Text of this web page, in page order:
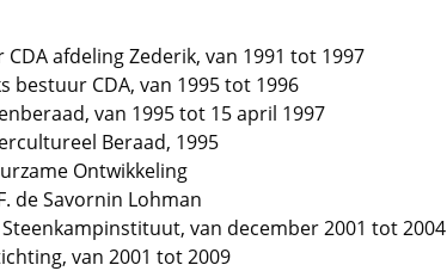
afdeling Zederik, van 1991 tot 1997
bestuur CDA, van 1995 tot 1996
van 1995 tot 15 april 1997
Beraad, 1995
Ontwikkeling
de Savornin Lohman
van december 2001 tot 2004
van 2001 tot 2009